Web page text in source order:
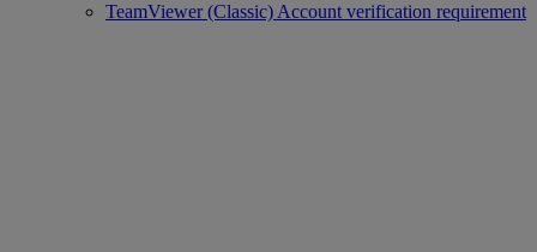
TeamViewer (Classic) Account verification requirement